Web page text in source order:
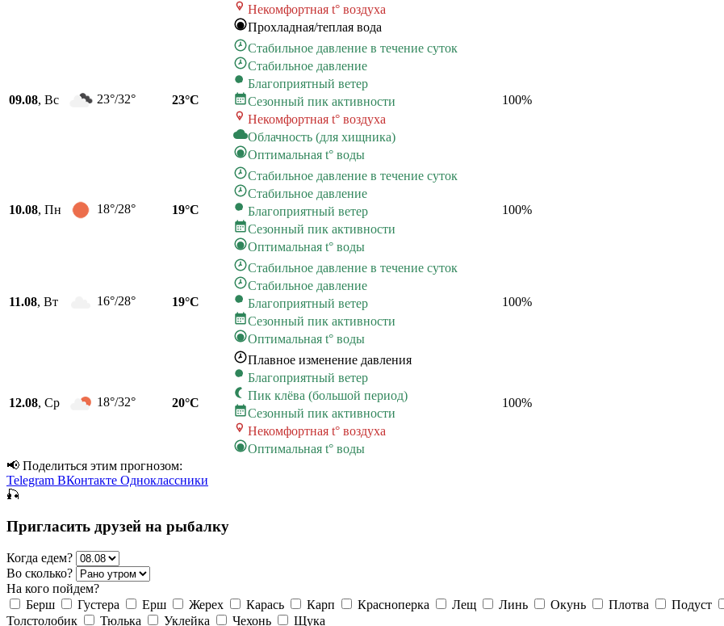
Некомфортная t° воздуха
Прохладная/теплая вода
09.08, Вс 23°/32° 23°C
Стабильное давление в течение суток
Стабильное давление
Благоприятный ветер
Сезонный пик активности
Некомфортная t° воздуха
Облачность (для хищника)
Оптимальная t° воды
100%
10.08, Пн 18°/28° 19°C
Стабильное давление в течение суток
Стабильное давление
Благоприятный ветер
Сезонный пик активности
Оптимальная t° воды
100%
11.08, Вт 16°/28° 19°C
Стабильное давление в течение суток
Стабильное давление
Благоприятный ветер
Сезонный пик активности
Оптимальная t° воды
100%
12.08, Ср 18°/32° 20°C
Плавное изменение давления
Благоприятный ветер
Пик клёва (большой период)
Сезонный пик активности
Некомфортная t° воздуха
Оптимальная t° воды
100%
📢 Поделиться этим прогнозом:
Telegram ВКонтакте Одноклассники
🎣
Пригласить друзей на рыбалку
Когда едем?
Во сколько?
На кого пойдем?
Берш
Густера Ерш Жерех Карась Карп Красноперка Лещ Линь Окунь Плотва Подуст
Толстолобик
Тюлька Уклейка Чехонь
Щука